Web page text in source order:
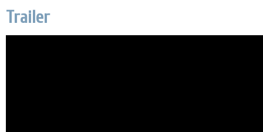
Trailer